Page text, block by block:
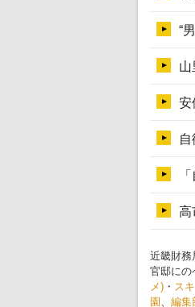
近畿財
官邸にの
メ) ・ ス
園 、 編集